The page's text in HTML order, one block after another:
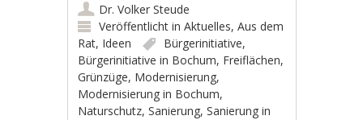
Dr. Volker Steude
Veröffentlicht inAktuelles,Aus dem
Rat, Ideen Bürgerinitiative,
Bürgerinitiative in Bochum, Freiflächen,
Grünzüge, Modernisierung,
Modernisierung in Bochum,
Naturschutz,Sanierung,Sanierung in